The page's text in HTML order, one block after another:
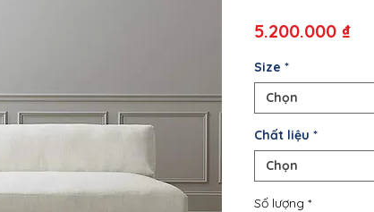
5.200.000 ₫Giá
Size *
Chọn
Chất liệu *
Chọn
Số lượng *